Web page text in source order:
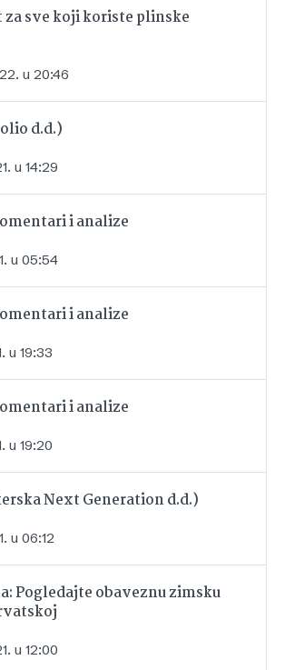
za sve koji koriste plinske
u 20:46
d.d.)
u 14:29
i analize
u 05:54
i analize
u 19:33
i analize
u 19:20
Next Generation d.d.)
u 06:12
Pogledajte obaveznu zimsku
u 12:00